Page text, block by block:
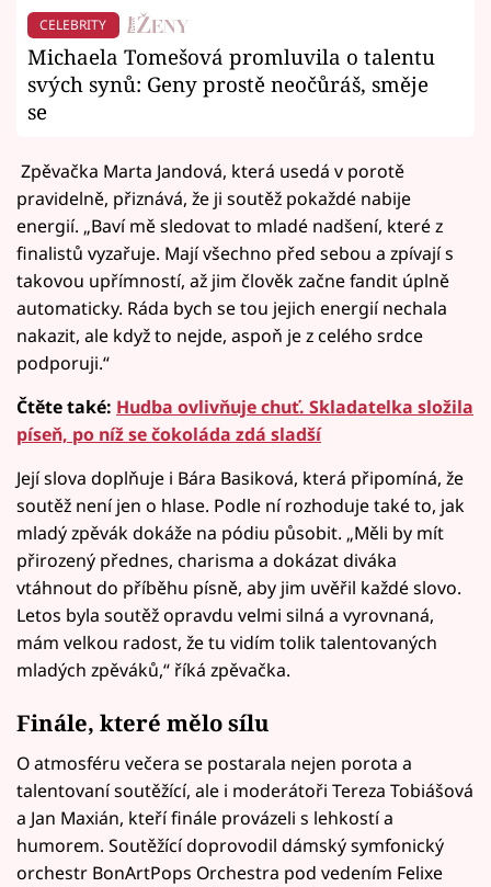
CELEBRITY
Michaela Tomešová promluvila o talentu
svých synů: Geny prostě neočůráš, směje
se
Zpěvačka Marta Jandová, která usedá v porotě
pravidelně, přiznává, že ji soutěž pokaždé nabije
energií. „Baví mě sledovat to mladé nadšení, které z
finalistů vyzařuje. Mají všechno před sebou a zpívají s
takovou upřímností, až jim člověk začne fandit úplně
automaticky. Ráda bych se tou jejich energií nechala
nakazit, ale když to nejde, aspoň je z celého srdce
podporuji.“
Čtěte také: Hudba ovlivňuje chuť. Skladatelka složila
píseň, po níž se čokoláda zdá sladší
Její slova doplňuje i Bára Basiková, která připomíná, že
soutěž není jen o hlase. Podle ní rozhoduje také to, jak
mladý zpěvák dokáže na pódiu působit. „Měli by mít
přirozený přednes, charisma a dokázat diváka
vtáhnout do příběhu písně, aby jim uvěřil každé slovo.
Letos byla soutěž opravdu velmi silná a vyrovnaná,
mám velkou radost, že tu vidím tolik talentovaných
mladých zpěváků,“ říká zpěvačka.
Finále, které mělo sílu
O atmosféru večera se postarala nejen porota a
talentovaní soutěžící, ale i moderátoři Tereza Tobiášová
a Jan Maxián, kteří finále provázeli s lehkostí a
humorem. Soutěžící doprovodil dámský symfonický
orchestr BonArtPops Orchestra pod vedením Felixe